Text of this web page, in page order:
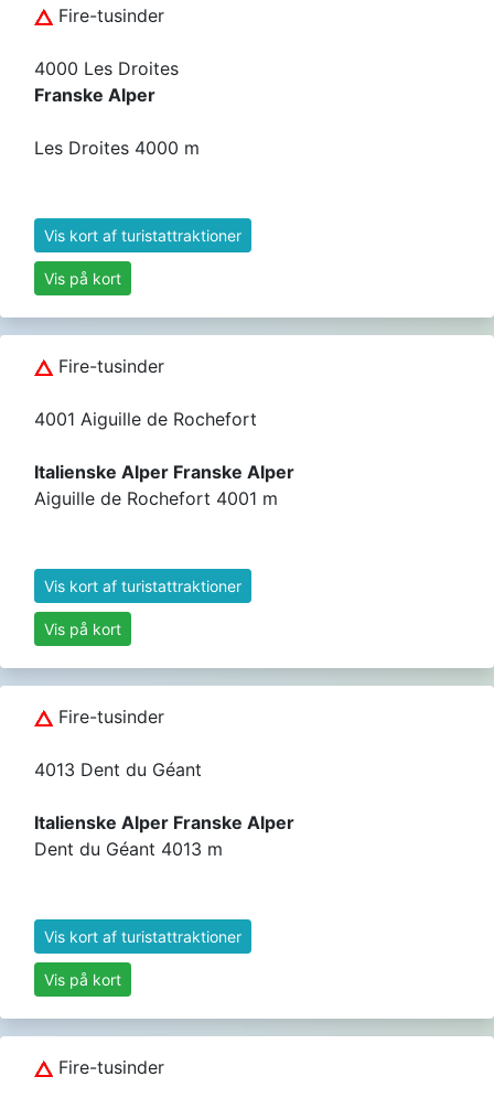
Fire-tusinder
4000 Les Droites
Franske Alper
Les Droites 4000 m
Vis kort af turistattraktioner
Vis på kort
Fire-tusinder
4001 Aiguille de Rochefort
Italienske Alper Franske Alper
Aiguille de Rochefort 4001 m
Vis kort af turistattraktioner
Vis på kort
Fire-tusinder
4013 Dent du Géant
Italienske Alper Franske Alper
Dent du Géant 4013 m
Vis kort af turistattraktioner
Vis på kort
Fire-tusinder